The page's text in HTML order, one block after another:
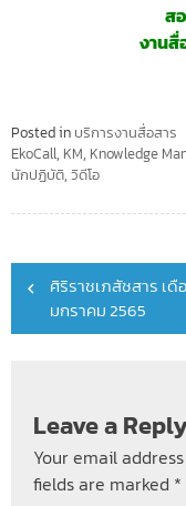
ส
งานสื่
Posted in บริการงานสื่อสาร
EkoCall, KM, Knowledge
นักปฏิบัติ, วิดีโอ
Post
navigation
ศิริราชเภสัชสาร เดื
มกราคม 2565
Leave a
Your email
fields are marked *